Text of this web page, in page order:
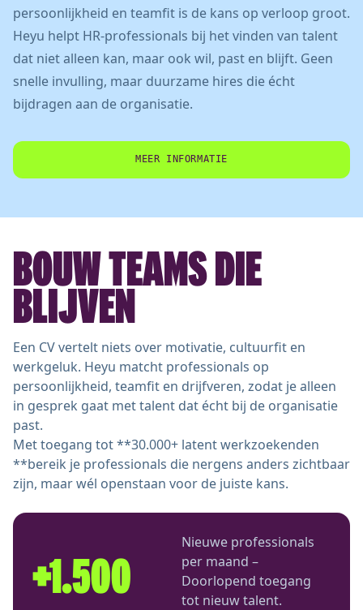
persoonlijkheid en teamfit is de kans op verloop groot.
Heyu helpt HR-professionals bij het vinden van talent
dat niet alleen kan, maar ook wil, past en blijft. Geen
snelle invulling, maar duurzame hires die écht
bijdragen aan de organisatie.
MEER INFORMATIE
BOUW TEAMS DIE
BLIJVEN
Een CV vertelt niets over motivatie, cultuurfit en
werkgeluk. Heyu matcht professionals op
persoonlijkheid, teamfit en drijfveren, zodat je alleen
in gesprek gaat met talent dat écht bij de organisatie
past.
Met toegang tot **30.000+ latent werkzoekenden
**bereik je professionals die nergens anders zichtbaar
zijn, maar wél openstaan voor de juiste kans.
+1.500
Nieuwe professionals
per maand –
Doorlopend toegang
tot nieuw talent.